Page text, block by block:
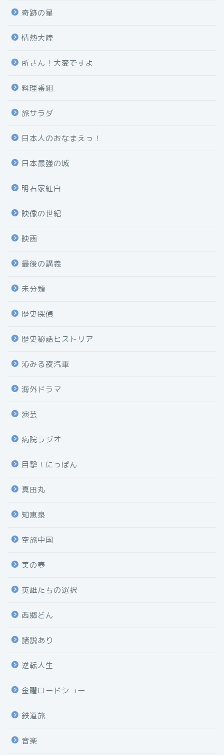
奇跡の星
情熱大陸
所さん！大変ですよ
料理番組
旅サラダ
日本人のおなまえっ！
日本最強の城
明石家紅白
映像の世紀
映画
最後の講義
未分類
歴史探偵
歴史秘話ヒストリア
沁みる夜汽車
海外ドラマ
演芸
病院ラジオ
目撃！にっぽん
真田丸
知恵泉
空旅中国
美の壺
英雄たちの選択
西郷どん
諸説あり
逆転人生
金曜ロードショー
鉄道旅
音楽